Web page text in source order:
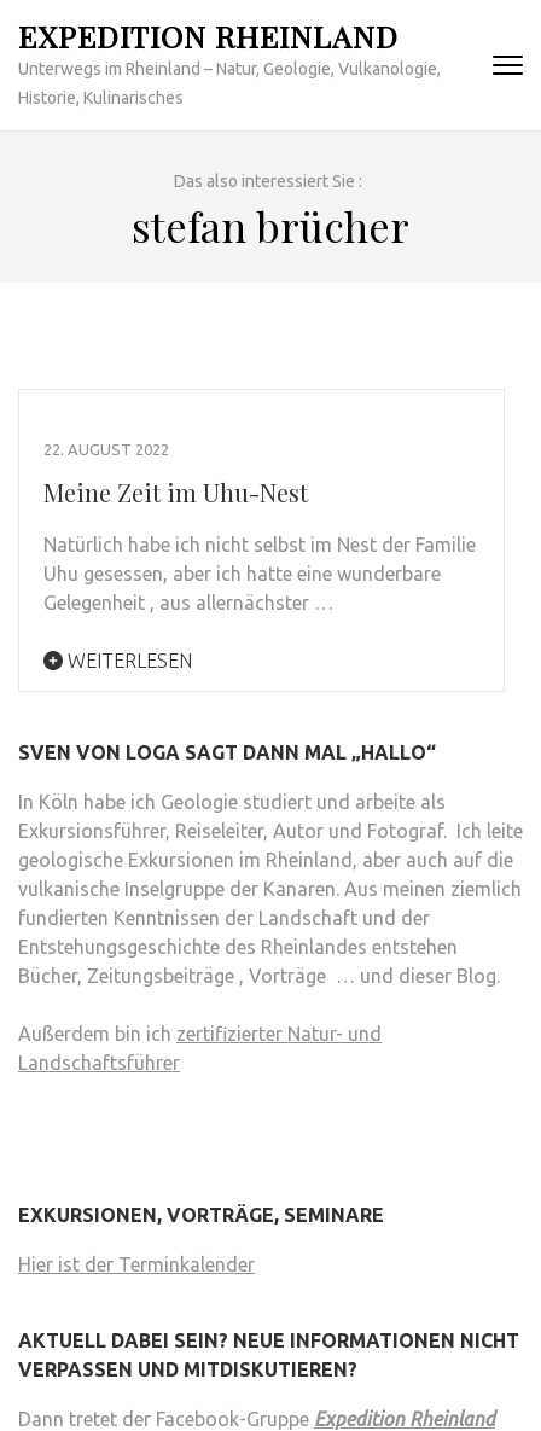
Inhalt
springen
(Enter
EXPEDITION RHEINLAND
Unterwegs im Rheinland – Natur, Geologie, Vulkanologie,
Historie, Kulinarisches
Das also interessiert Sie :
stefan brücher
22. AUGUST 2022
Meine Zeit im Uhu-Nest
Natürlich habe ich nicht selbst im Nest der Familie
Uhu gesessen, aber ich hatte eine wunderbare
Gelegenheit , aus allernächster …
WEITERLESEN
SVEN VON LOGA SAGT DANN MAL „HALLO“
In Köln habe ich Geologie studiert und arbeite als
Exkursionsführer, Reiseleiter, Autor und Fotograf. Ich leite
geologische Exkursionen im Rheinland, aber auch auf die
vulkanische Inselgruppe der Kanaren. Aus meinen ziemlich
fundierten Kenntnissen der Landschaft und der
Entstehungsgeschichte des Rheinlandes entstehen
Bücher, Zeitungsbeiträge , Vorträge … und dieser Blog.
Außerdem bin ich zertifizierter Natur- und
Landschaftsführer
EXKURSIONEN, VORTRÄGE, SEMINARE
Hier ist der Terminkalender
AKTUELL DABEI SEIN? NEUE INFORMATIONEN NICHT
VERPASSEN UND MITDISKUTIEREN?
Dann tretet der Facebook-Gruppe Expedition Rheinland